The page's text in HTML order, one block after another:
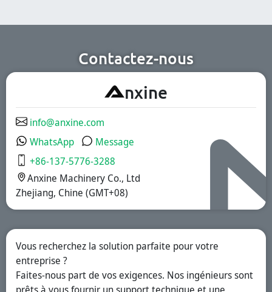
pharmaceutiques,
industries
nutritionnels et
des aliments
fonctionnels.
solutions à
libération
immédiate, à
prolongée.
Contactez-nous
A nxine
info@anxine.com
WhatsApp
Message
+86-137-5776-3288
Anxine Machinery Co., Ltd
Zhejiang, Chine (GMT+08)
Vous recherchez la solution parfaite pour votre
entreprise ?
Faites-nous part de vos exigences. Nos ingénieurs sont